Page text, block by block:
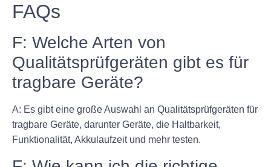
FAQs
F: Welche Arten von
Qualitätsprüfgeräten gibt es für
tragbare Geräte?
A: Es gibt eine große Auswahl an Qualitätsprüfgeräten für
tragbare Geräte, darunter Geräte, die Haltbarkeit,
Funktionalität, Akkulaufzeit und mehr testen.